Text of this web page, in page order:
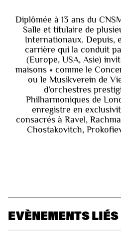
Diplômée à 13 ans du
Salle et titulaire de
Internationaux. Depuis,
carrière qui la conduit
(Europe, USA, Asie)
maisons » comme le
ou le Musikverein de
d’orchestres
Philharmoniques de
enregistre en
consacrés à Ravel,
Chostakovitch,
EVÈNEMENTS LIÉS